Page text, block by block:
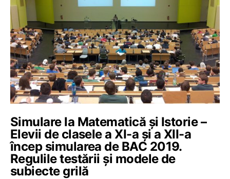
Simulare la Matematică și Istorie –
Elevii de clasele a XI-a și a XII-a
încep simularea de BAC 2019.
Regulile testării și modele de
subiecte grilă